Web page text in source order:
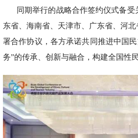
同期举行的战略合作签约仪式备
东省、海南省、天津市、广东省、河
署合作协议，各方承诺共同推进中国
务”的传承、创新与融合，构建全国性